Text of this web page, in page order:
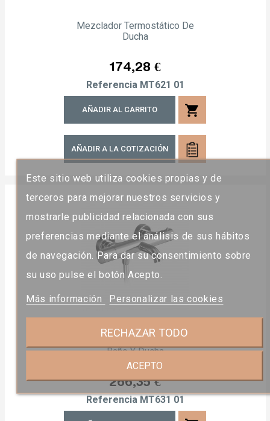
Este sitio web utiliza cookies propias y de
terceros para mejorar nuestros servicios y
mostrarle publicidad relacionada con sus
preferencias mediante el análisis de sus hábitos
de navegación. Para dar su consentimiento sobre
su uso pulse el botón Acepto.
Más información Personalizar las cookies
RECHAZAR TODO
ACEPTO
Mezclador Termostático De
Ducha
Precio
174,28 €
Referencia MT621 01
AÑADIR AL CARRITO shopping_cart
AÑADIR A LA COTIZACIÓN
Baño Y Ducha
Precio
266,35 €
Referencia MT631 01